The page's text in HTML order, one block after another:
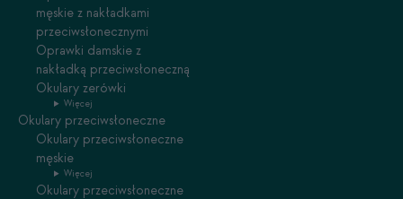
męskie z nakładkami
przeciwsłonecznymi
Oprawki damskie z
nakładką przeciwsłoneczną
Okulary zerówki
Więcej
Okulary przeciwsłoneczne
Okulary przeciwsłoneczne
męskie
Więcej
Okulary przeciwsłoneczne